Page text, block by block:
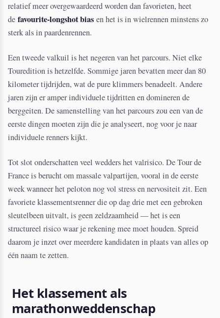
relatief meer overgewaardeerd worden dan favorieten, heet
de favourite-longshot bias en het is in wielrennen minstens zo
sterk als in paardenrennen.
Een tweede valkuil is het negeren van het parcours. Niet elke
Touredition is hetzelfde. Sommige jaren bevatten meer dan 80
kilometer tijdrijden, wat de pure klimmers benadeelt. Andere
jaren zijn er amper individuele tijdritten en domineren de
berggeiten. De samenstelling van het parcours zou een van de
eerste dingen moeten zijn die je analyseert, nog voor je naar
individuele renners kijkt.
Tot slot onderschatten veel wedders het valrisico. De Tour de
France is berucht om massale valpartijen, vooral in de eerste
week wanneer het peloton nog vol stress en nervositeit zit. Een
favoriete klassementsrenner die op dag drie met een gebroken
sleutelbeen uitvalt, is geen zeldzaamheid — het is een
structureel risico waar je rekening mee moet houden. Spreid
daarom je inzet over meerdere kandidaten in plaats van alles op
één naam te zetten.
Het klassement als
marathonweddenschap